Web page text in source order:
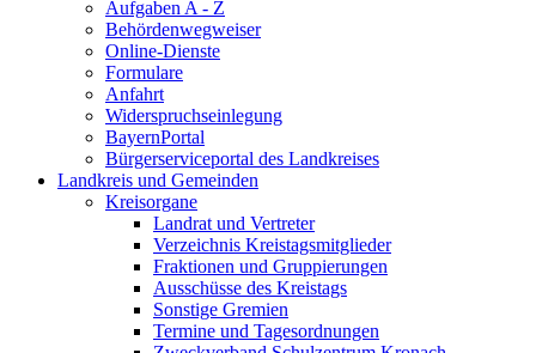
Aufgaben A - Z
Behördenwegweiser
Online-Dienste
Formulare
Anfahrt
Widerspruchseinlegung
BayernPortal
Bürgerserviceportal des Landkreises
Landkreis und Gemeinden
Kreisorgane
Landrat und Vertreter
Verzeichnis Kreistagsmitglieder
Fraktionen und Gruppierungen
Ausschüsse des Kreistags
Sonstige Gremien
Termine und Tagesordnungen